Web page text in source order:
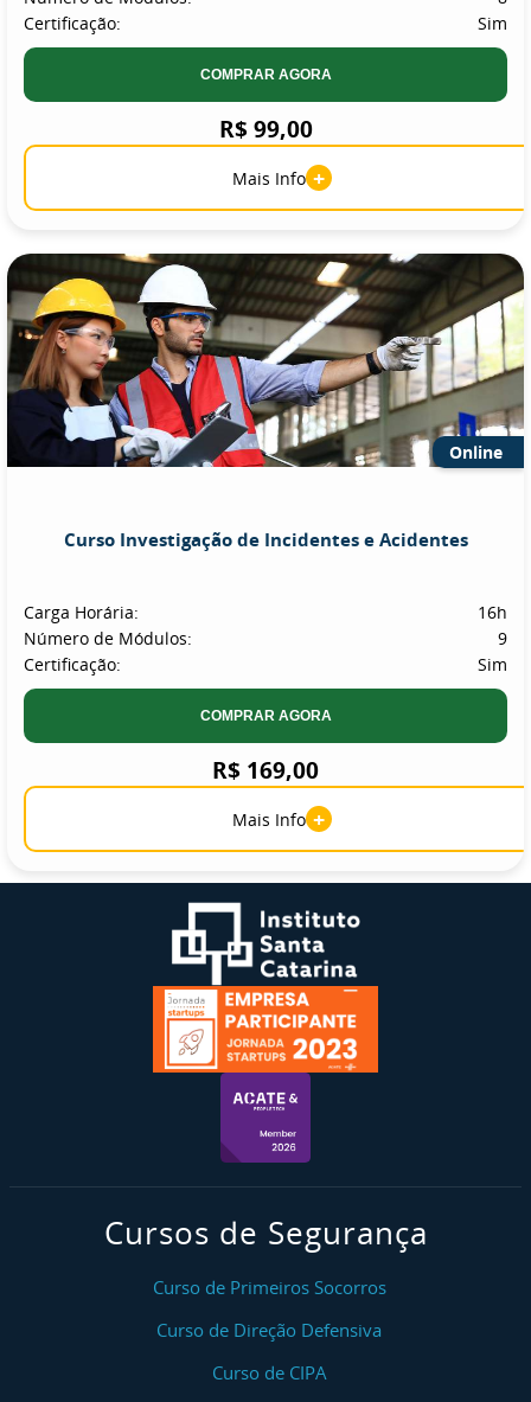
Certificação:
Sim
COMPRAR AGORA
R$ 99,00
Mais Info +
Online
Curso Investigação de Incidentes e Acidentes
Carga Horária:
16h
Número de Módulos:
9
Certificação:
Sim
COMPRAR AGORA
R$ 169,00
Mais Info +
Cursos de Segurança
Curso de Primeiros Socorros
Curso de Direção Defensiva
Curso de CIPA